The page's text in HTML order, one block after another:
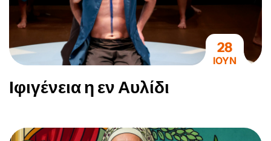
28
ΙΟΥΝ
Ιφιγένεια η εν Αυλίδι